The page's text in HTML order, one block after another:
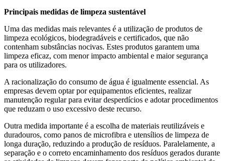
Principais medidas de limpeza sustentável
Uma das medidas mais relevantes é a utilização de produtos de
limpeza ecológicos, biodegradáveis e certificados, que não
contenham substâncias nocivas. Estes produtos garantem uma
limpeza eficaz, com menor impacto ambiental e maior segurança
para os utilizadores.
A racionalização do consumo de água é igualmente essencial. As
empresas devem optar por equipamentos eficientes, realizar
manutenção regular para evitar desperdícios e adotar procedimentos
que reduzam o uso excessivo deste recurso.
Outra medida importante é a escolha de materiais reutilizáveis e
duradouros, como panos de microfibra e utensílios de limpeza de
longa duração, reduzindo a produção de resíduos. Paralelamente, a
separação e o correto encaminhamento dos resíduos gerados durante